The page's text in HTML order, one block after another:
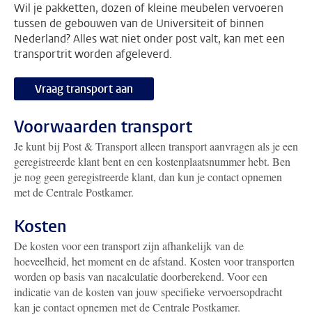
Wil je pakketten, dozen of kleine meubelen vervoeren
tussen de gebouwen van de Universiteit of binnen
Nederland? Alles wat niet onder post valt, kan met een
transportrit worden afgeleverd.
Vraag transport aan
Voorwaarden transport
Je kunt bij Post & Transport alleen transport aanvragen als je een
geregistreerde klant bent en een kostenplaatsnummer hebt. Ben
je nog geen geregistreerde klant, dan kun je contact opnemen
met de Centrale Postkamer.
Kosten
De kosten voor een transport zijn afhankelijk van de
hoeveelheid, het moment en de afstand. Kosten voor transporten
worden op basis van nacalculatie doorberekend. Voor een
indicatie van de kosten van jouw specifieke vervoersopdracht
kan je contact opnemen met de Centrale Postkamer.